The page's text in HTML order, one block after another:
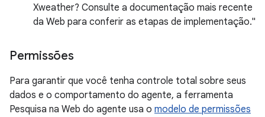
Xweather? Consulte a documentação mais recente
da Web para conferir as etapas de implementação."
Permissões
Para garantir que você tenha controle total sobre seus
dados e o comportamento do agente, a ferramenta
Pesquisa na Web do agente usa o modelo de permissões